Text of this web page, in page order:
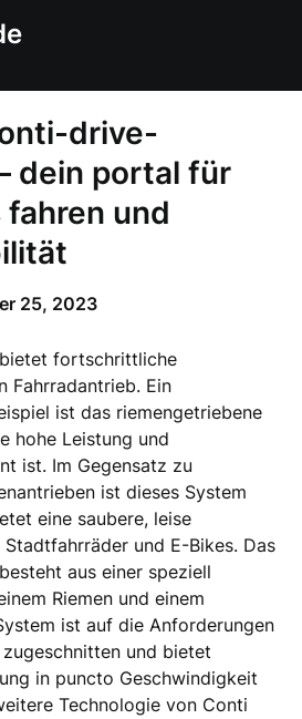
drive-
dein portal für
und
25, 2023
fortschrittliche
Fahrradantrieb. Ein
ist das riemengetriebene
hohe Leistung und
ist. Im Gegensatz zu
ist dieses System
eine saubere, leise
und E-Bikes. Das
aus einer speziell
Riemen und einem
ist auf die Anforderungen
und bietet
in puncto Geschwindigkeit
Technologie von Conti